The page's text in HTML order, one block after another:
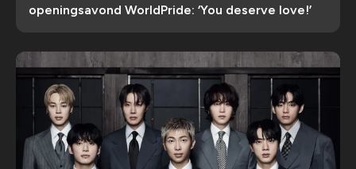
openingsavond WorldPride: ‘You deserve love!’